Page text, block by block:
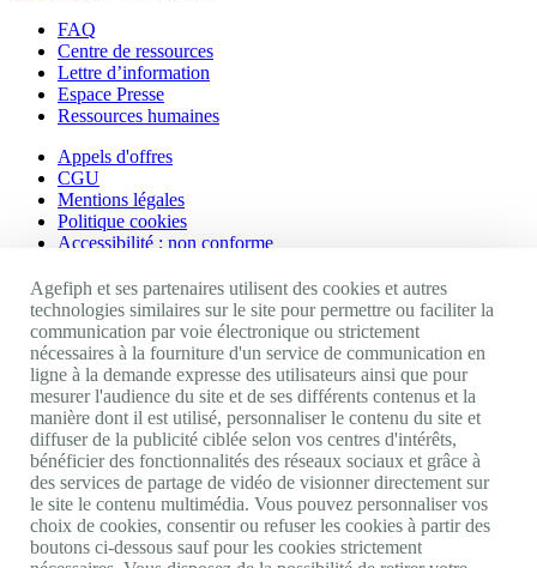
FAQ
Centre de ressources
Lettre d’information
Espace Presse
Ressources humaines
Appels d'offres
CGU
Mentions légales
Politique cookies
Accessibilité : non conforme
Nos autres sites
Site portail Agefiph
Activateur de progrès
Handinnov
Innovation et recherche
Université du RRH
Service AppuiPro
Nous suivre
Youtube
Agefiph et ses partenaires utilisent des cookies et autres
technologies similaires sur le site pour permettre ou faciliter la
communication par voie électronique ou strictement
nécessaires à la fourniture d'un service de communication en
ligne à la demande expresse des utilisateurs ainsi que pour
mesurer l'audience du site et de ses différents contenus et la
manière dont il est utilisé, personnaliser le contenu du site et
diffuser de la publicité ciblée selon vos centres d'intérêts,
bénéficier des fonctionnalités des réseaux sociaux et grâce à
des services de partage de vidéo de visionner directement sur
le site le contenu multimédia. Vous pouvez personnaliser vos
choix de cookies, consentir ou refuser les cookies à partir des
boutons ci-dessous sauf pour les cookies strictement